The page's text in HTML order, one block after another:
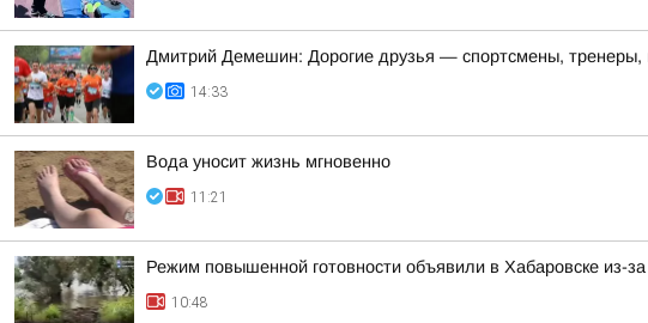
Дмитрий Демешин: Дорогие друзья — спортсмены, тренеры,
14:33
Вода уносит жизнь мгновенно
11:21
Режим повышенной готовности объявили в Хабаровске из-
10:48